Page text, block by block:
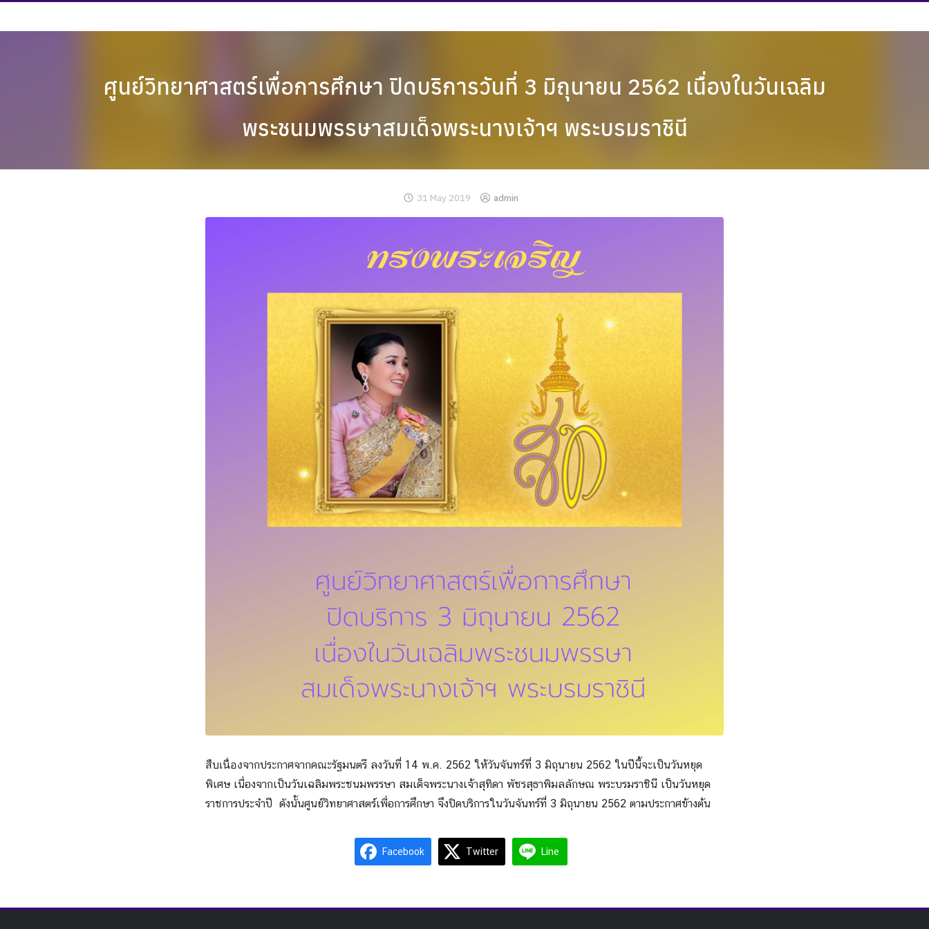
to
for:
Search
ศูนย์วิทยาศาสตร์เพื่อการศึกษา ปิดบริการวันที่ 3 มิถุนายน 2562 เนื่องในวันเฉลิม
พระชนมพรรษาสมเด็จพระนางเจ้าฯ พระบรมราชินี
31 May 2019 admin
สืบเนื่องจากประกาศจากคณะรัฐมนตรี ลงวันที่ 14 พ.ค. 2562 ให้วันจันทร์ที่ 3 มิถุนายน 2562 ในปีนี้จะเป็นวันหยุด
พิเศษ เนื่องจากเป็นวันเฉลิมพระชนมพรรษา สมเด็จพระนางเจ้าสุทิดา พัชรสุธาพิมลลักษณ พระบรมราชินี เป็นวันหยุด
ราชการประจำปี ดังนั้นศูนย์วิทยาศาสตร์เพื่อการศึกษา จึงปิดบริการในวันจันทร์ที่ 3 มิถุนายน 2562 ตามประกาศข้างต้น
Facebook Twitter Line